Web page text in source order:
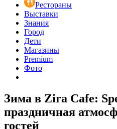
Рестораны
Выставки
Знания
Город
Дети
Магазины
Premium
Фото
Зима в Zira Cafe:
праздничная
гостей